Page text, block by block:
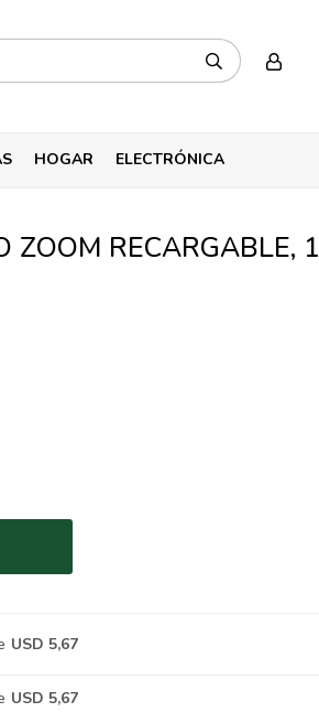
HOGAR ELECTRÓNICA
ZOOM RECARGABLE, 1
USD 5,67
USD 5,67